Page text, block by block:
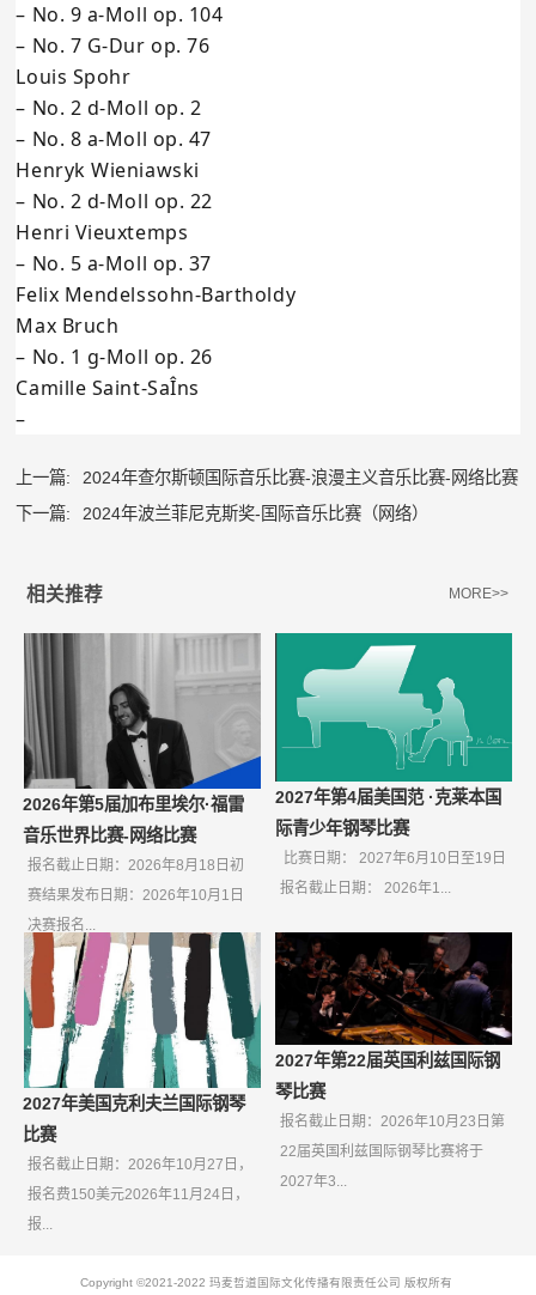
– No. 9 a-Moll op. 104
– No. 7 G-Dur op. 76
Louis Spohr
– No. 2 d-Moll op. 2
– No. 8 a-Moll op. 47
Henryk Wieniawski
– No. 2 d-Moll op. 22
Henri Vieuxtemps
– No. 5 a-Moll op. 37
Felix Mendelssohn-Bartholdy
Max Bruch
– No. 1 g-Moll op. 26
Camille Saint-SaÎns
–
上一篇:
2024年查尔斯顿国际音乐比赛-浪漫主义音乐比赛-网络比赛
下一篇:
2024年波兰菲尼克斯奖-国际音乐比赛（网络）
相关推荐 MORE>>
2026年第5届加布里埃尔·福雷
音乐世界比赛-网络比赛
报名截止日期：2026年8月18日初
赛结果发布日期：2026年10月1日
决赛报名...
2027年第4届美国范 ·克莱本国
际青少年钢琴比赛
比赛日期： 2027年6月10日至19日
报名截止日期： 2026年1...
2027年美国克利夫兰国际钢琴
比赛
报名截止日期：2026年10月27日，
报名费150美元2026年11月24日，
报...
2027年第22届英国利兹国际钢
琴比赛
报名截止日期：2026年10月23日第
22届英国利兹国际钢琴比赛将于
2027年3...
Copyright ©2021-2022 玛麦哲道国际文化传播有限责任公司 版权所有